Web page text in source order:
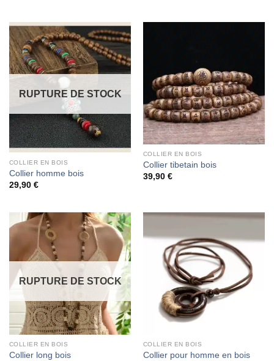
RUPTURE DE STOCK
COLLIER EN BOIS
Collier homme bois
29,90 €
COLLIER EN BOIS
Collier tibetain bois
39,90 €
RUPTURE DE STOCK
COLLIER EN BOIS
Collier long bois
COLLIER EN BOIS
Collier pour homme en bois